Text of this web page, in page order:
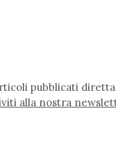
pubblicati
alla nostra